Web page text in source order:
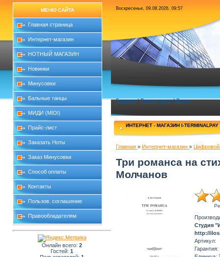
МЕНЮ САЙТА
Главная страница
Интернет-магазин
НОТНЫЙ МАГАЗИН
Новинки
Минусовки
Бальные танцы
МИДИ (MIDI)
Прайс-лист
Заказать Ноты
Заказ Минусовки
Способ оплаты
Контакты
Пользов. соглашение
Правообладателям
Онлайн всего: 2
Гостей: 1
Воскресенье, 09.08.2026, 09:57
Главная|Регистрация|Вход
ИНТЕРНЕТ - МАГАЗИН I-TERMINALPAY
Главная » Интернет-магазин » Цифровой
Три романса на
Молчанов
Студия
http://
Артикул:
Гарантия: